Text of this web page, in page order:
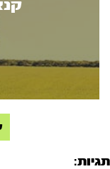
תגיות: